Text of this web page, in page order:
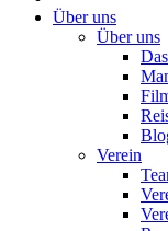
Über uns
Über uns
Verein